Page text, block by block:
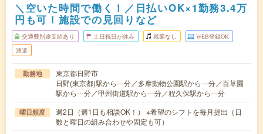
＼空いた時間で働く！／日払いOK×1勤務3.4万
円も可！施設での見回りなど
交通費別途支給あり 土日祝日が休み 残業なし WEB登録OK
派遣
勤務地
東京都日野市
日野(東京都)駅から---分／多摩動物公園駅から---分／百草園
駅から---分／甲州街道駅から---分／程久保駅から---分
曜日頻度
週2日（週1日も相談OK！） ※希望のシフトを毎月提出（日
数と曜日の組み合わせや固定も可）